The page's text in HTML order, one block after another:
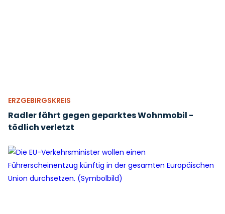
ERZGEBIRGSKREIS
Radler fährt gegen geparktes Wohnmobil -
tödlich verletzt